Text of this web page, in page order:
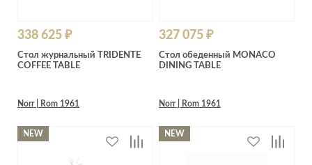
338 625 ₽
Стол журнальный TRIDENTE
COFFEE TABLE
Norr | Rom 1961
327 075 ₽
Стол обеденный MONACO
DINING TABLE
Norr | Rom 1961
NEW NEW